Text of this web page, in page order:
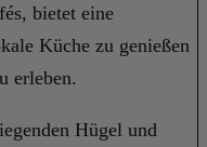
bietet eine
Küche zu genießen
erleben.
Hügel und